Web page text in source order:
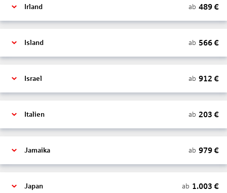
Irland ab 489€
Island ab 566€
Israel ab 912 €
Italien ab 203 €
Jamaika ab 979€
Japan ab 1.003 €